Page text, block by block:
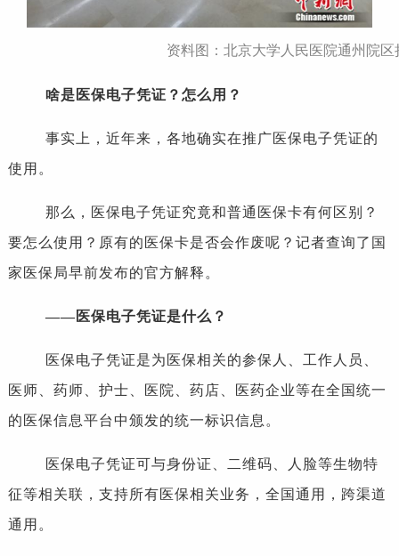
资料图：北京大学人民医院通州院
啥是医保电子凭证？怎么用？
事实上，近年来，各地确实在推广医保电子凭证的
使用。
那么，医保电子凭证究竟和普通医保卡有何区别？
要怎么使用？原有的医保卡是否会作废呢？记者查询了国
家医保局早前发布的官方解释。
——医保电子凭证是什么？
医保电子凭证是为医保相关的参保人、工作人员、
医师、药师、护士、医院、药店、医药企业等在全国统一
的医保信息平台中颁发的统一标识信息。
医保电子凭证可与身份证、二维码、人脸等生物特
征等相关联，支持所有医保相关业务，全国通用，跨渠道
通用。